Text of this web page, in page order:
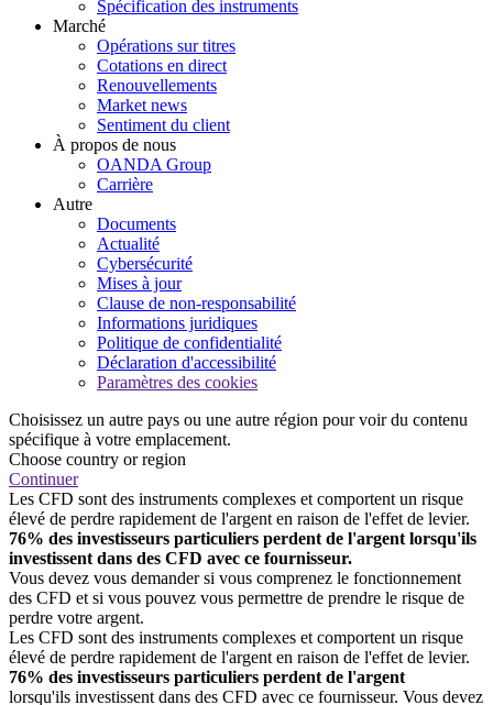
Spécification des instruments
Marché
Opérations sur titres
Cotations en direct
Renouvellements
Market news
Sentiment du client
À propos de nous
OANDA Group
Carrière
Autre
Documents
Actualité
Cybersécurité
Mises à jour
Clause de non-responsabilité
Informations juridiques
Politique de confidentialité
Déclaration d'accessibilité
Paramètres des cookies
Choisissez un autre pays ou une autre région pour voir du contenu
spécifique à votre emplacement.
Choose country or region
Continuer
Les CFD sont des instruments complexes et comportent un risque
élevé de perdre rapidement de l'argent en raison de l'effet de levier.
76% des investisseurs particuliers perdent de l'argent lorsqu'ils
investissent dans des CFD avec ce fournisseur.
Vous devez vous demander si vous comprenez le fonctionnement
des CFD et si vous pouvez vous permettre de prendre le risque de
perdre votre argent.
Les CFD sont des instruments complexes et comportent un risque
élevé de perdre rapidement de l'argent en raison de l'effet de levier.
76% des investisseurs particuliers perdent de l'argent
lorsqu'ils investissent dans des CFD avec ce fournisseur. Vous devez